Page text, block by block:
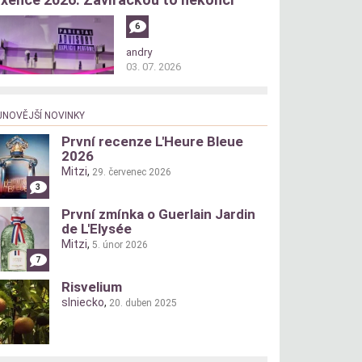
6
andry
03. 07. 2026
NOVINKY
3
První recenze L'Heure Bleue
2026
Mitzi, 29. červenec 2026
7
První zmínka o Guerlain Jardin
de L'Elysée
Mitzi, 5. únor 2026
Risvelium
slniecko, 20. duben 2025